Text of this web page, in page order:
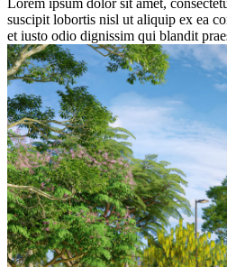
suscipit lobortis nisl ut aliquip ex ea
et iusto odio dignissim qui blandit